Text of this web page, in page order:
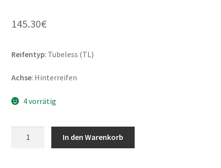
145.30€
Reifentyp: Tubeless (TL)
Achse: Hinterreifen
4 vorrätig
In den Warenkorb